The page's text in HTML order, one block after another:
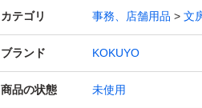
カテゴリ 事務、店舗用品 文
ブランド KOKUYO
商品の状態 未使用